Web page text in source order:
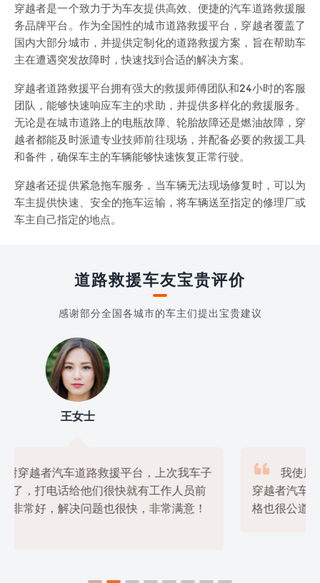
穿越者是一个致力于为车友提供高效、便捷的汽车道路救援服
务品牌平台。作为全国性的城市道路救援平台，穿越者覆盖了
国内大部分城市，并提供定制化的道路救援方案，旨在帮助车
主在遭遇突发故障时，快速找到合适的解决方案。
穿越者道路救援平台拥有强大的救援师傅团队和24小时的客服
团队，能够快速响应车主的求助，并提供多样化的救援服务。
无论是在城市道路上的电瓶故障、轮胎故障还是燃油故障，穿
越者都能及时派遣专业技师前往现场，并配备必要的救援工具
和备件，确保车主的车辆能够快速恢复正常行驶。
穿越者还提供紧急拖车服务，当车辆无法现场修复时，可以为
车主提供快速、安全的拖车运输，将车辆送至指定的修理厂或
车主自己指定的地点。
道路救援车友宝贵评价
感谢部分全国各城市的车主们提出宝贵建议

我使用过几家道路救援平台，但是最满意的还是
穿越者汽车道路救援平台，他们的服务非常专业，价
格也很公道，绝对是物美价廉的好选择！
